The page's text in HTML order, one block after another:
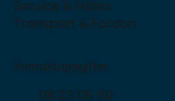
Service & Hälsa
Transport & Fordon
Kontaktuppgifter
08‑23 05 50